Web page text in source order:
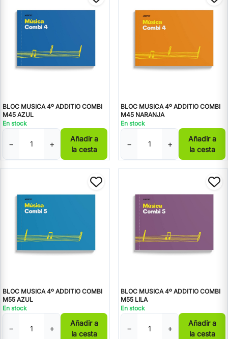
BLOC MUSICA 4º ADDITIO COMBI
M45 AZUL
En stock
− +
Añadir a
la cesta
BLOC MUSICA 4º ADDITIO COMBI
M45 NARANJA
En stock
− +
Añadir a
la cesta
BLOC MUSICA 4º ADDITIO COMBI
M55 AZUL
En stock
− +
Añadir a
la cesta
BLOC MUSICA 4º ADDITIO COMBI
M55 LILA
En stock
− +
Añadir a
la cesta